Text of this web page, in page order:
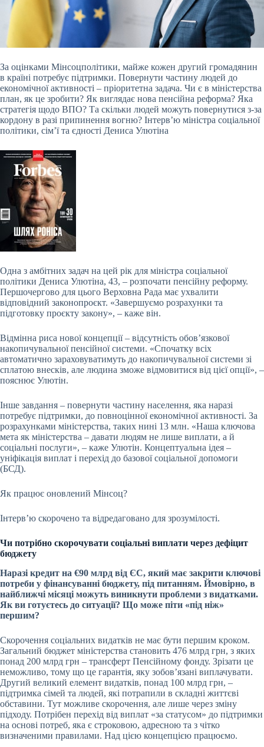
За оцінками Мінсоцполітики, майже кожен другий громадянин
в країні потребує підтримки. Повернути частину людей до
економічної активності – пріоритетна задача. Чи є в міністерства
план, як це зробити? Як виглядає нова пенсійна реформа? Яка
стратегія щодо ВПО? Та скільки людей можуть повернутися з-за
кордону в разі припинення вогню? Інтерв’ю міністра соціальної
політики, сім’ї та єдності Дениса Улютіна
Одна з амбітних задач на цей рік для міністра соціальної
політики Дениса Улютіна, 43, – розпочати пенсійну реформу.
Першочергово для цього Верховна Рада має ухвалити
відповідний законопроєкт. «Завершуємо розрахунки та
підготовку проєкту закону», – каже він.
Відмінна риса нової концепції – відсутність обов’язкової
накопичувальної пенсійної системи. «Спочатку всіх
автоматично зараховуватимуть до накопичувальної системи зі
сплатою внесків, але людина зможе відмовитися від цієї опції», –
пояснює Улютін.
Інше завдання – повернути частину населення, яка наразі
потребує підтримки, до повноцінної економічної активності. За
розрахунками міністерства, таких нині 13 млн. «Наша ключова
мета як міністерства – давати людям не лише виплати, а й
соціальні послуги», – каже Улютін. Концептуальна ідея –
уніфікація виплат і перехід до базової соціальної допомоги
(БСД).
Як працює оновлений Мінсоц?
Інтервʼю скорочено та відредаговано для зрозумілості.
Чи потрібно скорочувати соціальні виплати через дефіцит
бюджету
Наразі кредит на €90 млрд від ЄС, який має закрити ключові
потреби у фінансуванні бюджету, під питанням. Ймовірно, в
найближчі місяці можуть виникнути проблеми з видатками.
Як ви готуєтесь до ситуації? Що може піти «під ніж»
першим?
Скорочення соціальних видатків не має бути першим кроком.
Загальний бюджет міністерства становить 476 млрд грн, з яких
понад 200 млрд грн – трансферт Пенсійному фонду. Зрізати це
неможливо, тому що це гарантія, яку зобовʼязані виплачувати.
Другий великий елемент видатків, понад 100 млрд грн, –
підтримка сімей та людей, які потрапили в складні життєві
обставини. Тут можливе скорочення, але лише через зміну
підходу. Потрібен перехід від виплат «за статусом» до підтримки
на основі потреб, яка є строковою, адресною та з чітко
визначеними правилами. Над цією концепцією працюємо.